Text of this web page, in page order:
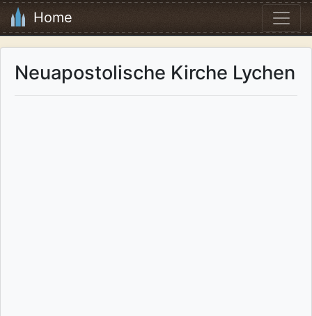
Home
Neuapostolische Kirche Lychen